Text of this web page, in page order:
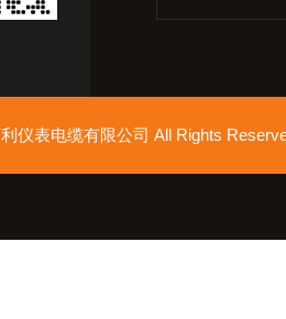
仪表电缆有限公司 All Rights